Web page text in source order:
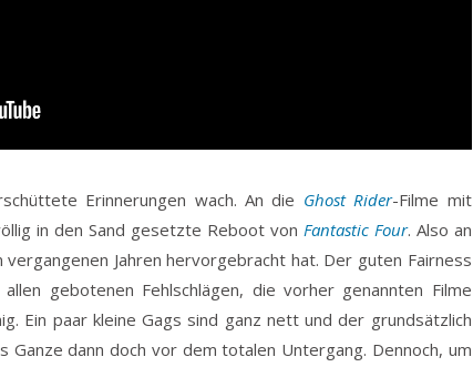
Erinnerungen wach. An die Ghost Rider-Filme mit
in den Sand gesetzte Reboot von Fantastic Four. Also an
Jahren hervorgebracht hat. Der guten Fairness
gebotenen Fehlschlägen, die vorher genannten Filme
Ein paar kleine Gags sind ganz nett und der grundsätzlich
Ganze dann doch vor dem totalen Untergang. Dennoch, um